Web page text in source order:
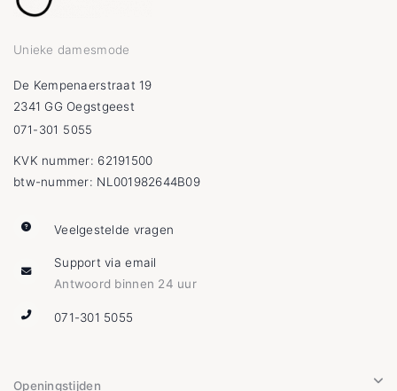
Unieke damesmode
De Kempenaerstraat 19
2341 GG Oegstgeest
071-301 5055
KVK nummer: 62191500
btw-nummer: NL001982644B09
Veelgestelde vragen
Support via email
Antwoord binnen 24 uur
071-301 5055
Openingstijden